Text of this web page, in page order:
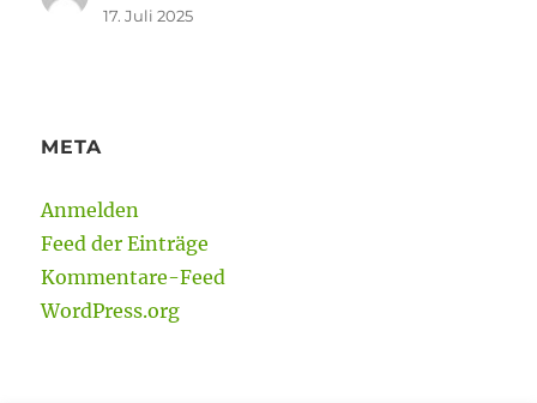
17. Juli 2025
META
Anmelden
Feed der Einträge
Kommentare-Feed
WordPress.org